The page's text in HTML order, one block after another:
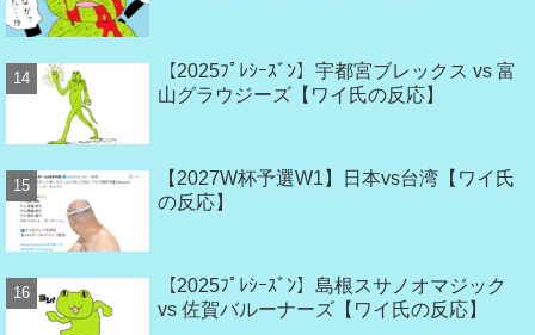
【2025ﾌﾟﾚｼｰｽﾞﾝ】宇都宮ブレックス vs 富
山グラウジーズ【ワイ氏の反応】
【2027W杯予選W1】日本vs台湾【ワイ氏
の反応】
【2025ﾌﾟﾚｼｰｽﾞﾝ】島根スサノオマジック
vs 佐賀バルーナーズ【ワイ氏の反応】